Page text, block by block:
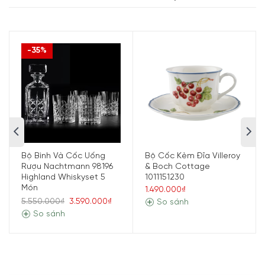
Kích thước sản
phẩm – Khối
lượng
cm x Dài 14,6 cm – Nặng 0,239 kg
Cao ~10,2 cm x Rộng ~11,6
cm x Dài ~16,3 cm – Nặng 0,34 kg
Ø 12 cm:
Cao ~11,8 cm x Rộng ~13,6
cm x Dài ~18,7 cm – Nặng 0,47 kg
Ø 14 cm:
5/5 - (1 bình chọn)
-35%
Bộ Bình Và Cốc Uống
Rượu Nachtmann 98196
Highland Whiskyset 5
Món
5.550.000₫ 3.590.000₫
So sánh
Bộ Cốc Kèm Đĩa Villeroy
& Boch Cottage
1011151230
1.490.000₫
So sánh